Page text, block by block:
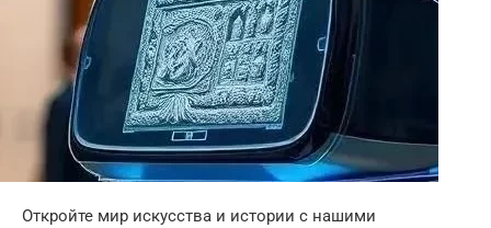
Откройте мир искусства и истории с нашими